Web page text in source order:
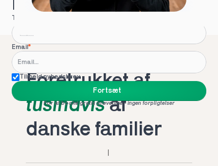
Hvordan kontakter vi dig?
Telefon
Email*
Tilmeld nyhedsbrev
Fortsæt
For at booke gratis prøvetime - ingen forpligtelser
Foretrukket af
tusindvis af
danske familier